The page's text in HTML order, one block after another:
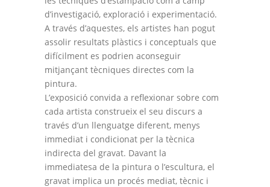
d’investigació, exploració i experimentació.
A través d’aquestes, els artistes han pogut
assolir resultats plàstics i conceptuals que
difícilment es podrien aconseguir
mitjançant tècniques directes com la
pintura.
L’exposició convida a reflexionar sobre com
cada artista construeix el seu discurs a
través d’un llenguatge diferent, menys
immediat i condicionat per la tècnica
indirecta del gravat. Davant la
immediatesa de la pintura o l’escultura, el
gravat implica un procés mediat, tècnic i